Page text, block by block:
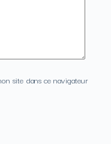
site dans ce navigateur